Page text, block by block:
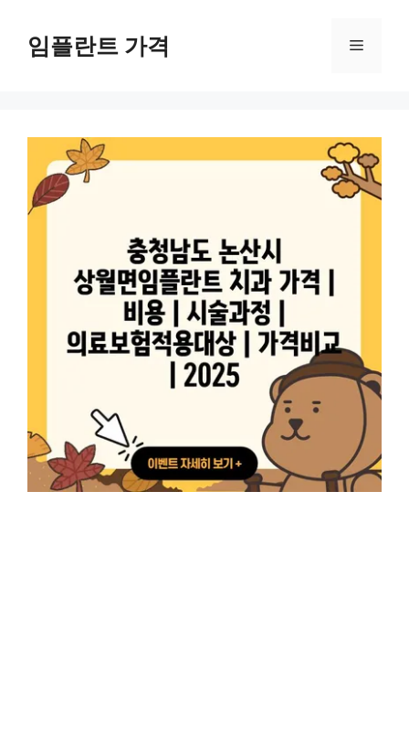
임플란트 가격 메